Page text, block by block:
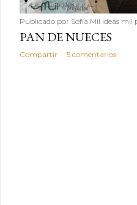
Publicado por Sofía Mil ideas mil
PAN DE NUECES
Compartir 5 comentarios